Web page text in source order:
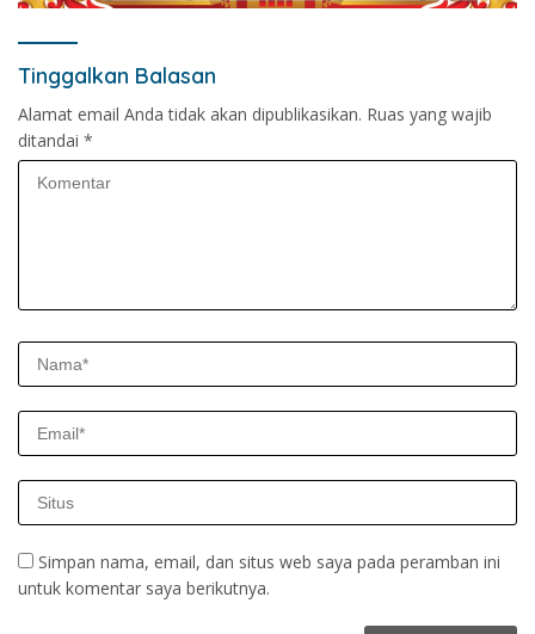
Tinggalkan Balasan
Alamat email Anda tidak akan dipublikasikan. Ruas yang wajib
ditandai *
Simpan nama, email, dan situs web saya pada peramban ini
untuk komentar saya berikutnya.